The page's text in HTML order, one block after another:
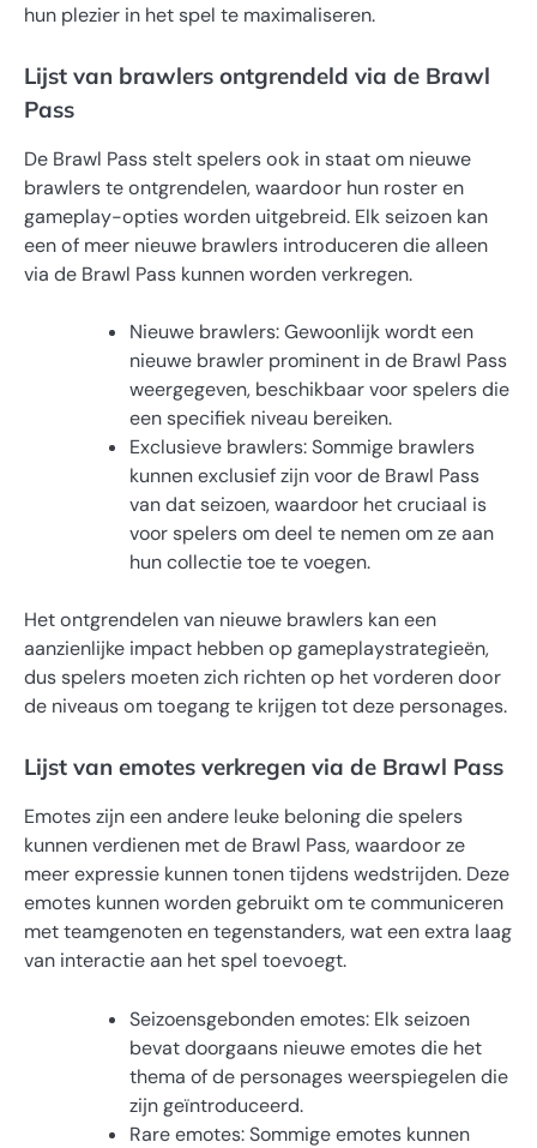
hun plezier in het spel te maximaliseren.
Lijst van brawlers ontgrendeld via de Brawl
Pass
De Brawl Pass stelt spelers ook in staat om nieuwe
brawlers te ontgrendelen, waardoor hun roster en
gameplay-opties worden uitgebreid. Elk seizoen kan
een of meer nieuwe brawlers introduceren die alleen
via de Brawl Pass kunnen worden verkregen.
Nieuwe brawlers: Gewoonlijk wordt een
nieuwe brawler prominent in de Brawl Pass
weergegeven, beschikbaar voor spelers die
een specifiek niveau bereiken.
Exclusieve brawlers: Sommige brawlers
kunnen exclusief zijn voor de Brawl Pass
van dat seizoen, waardoor het cruciaal is
voor spelers om deel te nemen om ze aan
hun collectie toe te voegen.
Het ontgrendelen van nieuwe brawlers kan een
aanzienlijke impact hebben op gameplaystrategieën,
dus spelers moeten zich richten op het vorderen door
de niveaus om toegang te krijgen tot deze personages.
Lijst van emotes verkregen via de Brawl Pass
Emotes zijn een andere leuke beloning die spelers
kunnen verdienen met de Brawl Pass, waardoor ze
meer expressie kunnen tonen tijdens wedstrijden. Deze
emotes kunnen worden gebruikt om te communiceren
met teamgenoten en tegenstanders, wat een extra laag
van interactie aan het spel toevoegt.
Seizoensgebonden emotes: Elk seizoen
bevat doorgaans nieuwe emotes die het
thema of de personages weerspiegelen die
zijn geïntroduceerd.
Rare emotes: Sommige emotes kunnen